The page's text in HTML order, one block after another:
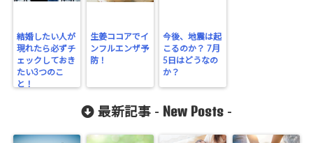
結婚したい人が
現れたら必ずチ
ェックしておき
たい3つのこ
と！
生姜ココアでイ
ンフルエンザ予
防！
今後、地震は起
こるのか？ 7月
5日はどうなの
か？
最新記事 - New Posts -